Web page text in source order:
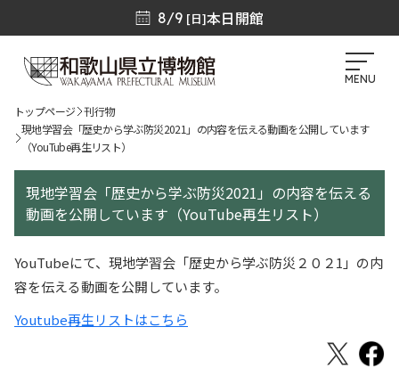
8/9 [日]本日開館
MENU
トップページ
刊行物
現地学習会「歴史から学ぶ防災2021」の内容を伝える動画を公開しています
（YouTube再生リスト）
現地学習会「歴史から学ぶ防災2021」の内容を伝える
動画を公開しています（YouTube再生リスト）
YouTubeにて、現地学習会「歴史から学ぶ防災２０２1」の内
容を伝える動画を公開しています。
Youtube再生リストはこちら